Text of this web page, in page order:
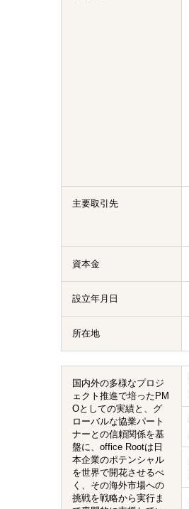
主要取引先
資本金
設立年月日
所在地
国内外の多様なプロジ
ェクト推進で培ったPM
Oとしての実績と、グ
ローバルな協業パート
ナーとの信頼関係を基
盤に、office Rootは日
本企業のポテンシャル
を世界で開花させるべ
く、その海外市場への
挑戦を戦略から実行ま